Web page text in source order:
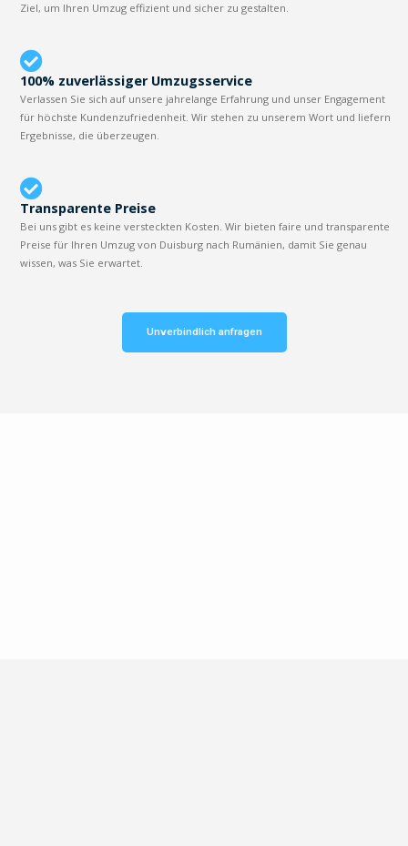
Ziel, um Ihren Umzug effizient und sicher zu gestalten.
100% zuverlässiger Umzugsservice
Verlassen Sie sich auf unsere jahrelange Erfahrung und unser Engagement
für höchste Kundenzufriedenheit. Wir stehen zu unserem Wort und liefern
Ergebnisse, die überzeugen.
Transparente Preise
Bei uns gibt es keine versteckten Kosten. Wir bieten faire und transparente
Preise für Ihren Umzug von Duisburg nach Rumänien, damit Sie genau
wissen, was Sie erwartet.
Unverbindlich anfragen